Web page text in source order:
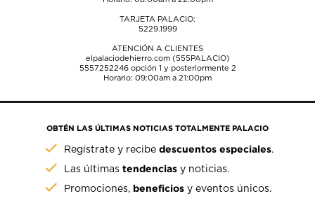
TARJETA PALACIO:
5229.1999
ATENCIÓN A CLIENTES
elpalaciodehierro.com (555PALACIO)
5557252246opción 1 y posteriormente 2
Horario: 09:00am a 21:00pm
OBTÉN LAS ÚLTIMAS NOTICIAS TOTALMENTE PALACIO
Regístrate y recibedescuentos especiales.
Las últimastendencias y noticias.
Promociones, beneficios y eventos únicos.